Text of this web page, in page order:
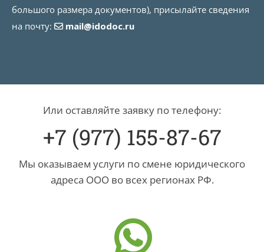
большого размера документов), присылайте сведения
на почту:
mail@idodoc.ru
Или оставляйте заявку по телефону:
+7 (977) 155-87-67
Мы оказываем услуги по смене юридического
адреса ООО во всех регионах РФ.